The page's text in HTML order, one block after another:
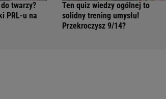
twarzy?
PRL-u na
Ten quiz wiedzy ogólnej to
solidny trening umysłu!
Przekroczysz 9/14?